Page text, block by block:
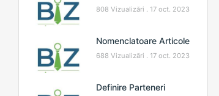
808 Vizualizări . 17 oct. 2023
Nomenclatoare Articole
688 Vizualizări . 17 oct. 2023
Definire Parteneri